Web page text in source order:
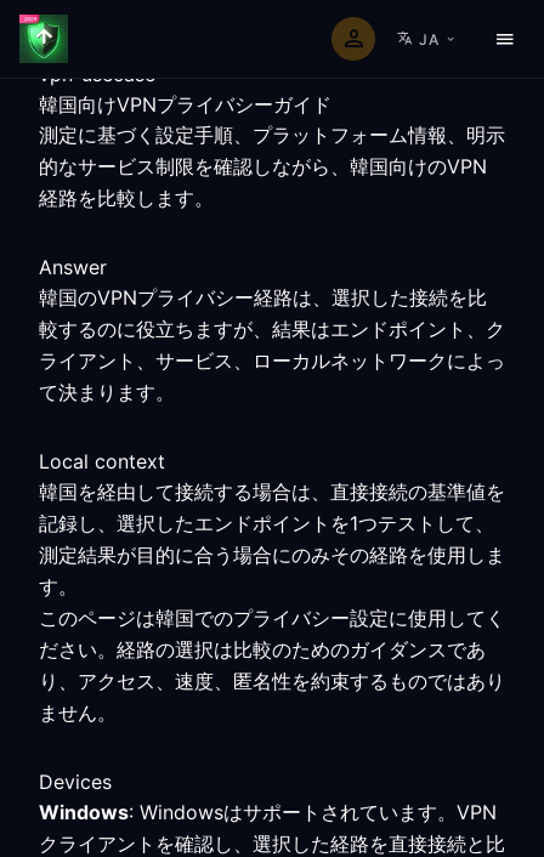
JA
vpn-usecase
韓国向けVPNプライバシーガイド
測定に基づく設定手順、プラットフォーム情報、明示
的なサービス制限を確認しながら、韓国向けのVPN
経路を比較します。
Answer
韓国のVPNプライバシー経路は、選択した接続を比
較するのに役立ちますが、結果はエンドポイント、ク
ライアント、サービス、ローカルネットワークによっ
て決まります。
Local context
韓国を経由して接続する場合は、直接接続の基準値を
記録し、選択したエンドポイントを1つテストして、
測定結果が目的に合う場合にのみその経路を使用しま
す。
このページは韓国でのプライバシー設定に使用してく
ださい。経路の選択は比較のためのガイダンスであ
り、アクセス、速度、匿名性を約束するものではあり
ません。
Devices
Windows: Windowsはサポートされています。VPN
クライアントを確認し、選択した経路を直接接続と比